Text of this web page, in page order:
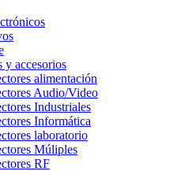
y accesorios
alimentación
Audio/Video
Industriales
Informática
laboratorio
Múliples
RF